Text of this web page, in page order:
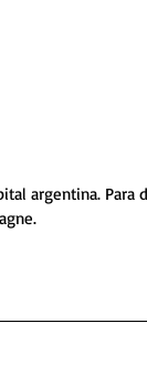
argentina. Para